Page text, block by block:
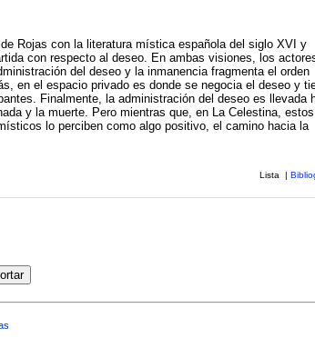
Rojas con la literatura mística española del siglo XVI y
con respecto al deseo. En ambas visiones, los
del deseo y la inmanencia fragmenta el orden
en el espacio privado es donde se negocia el deseo y
Finalmente, la administración del deseo es llevada
y la muerte. Pero mientras que, en La Celestina, estos
lo perciben como algo positivo, el camino hacia la
Lista |